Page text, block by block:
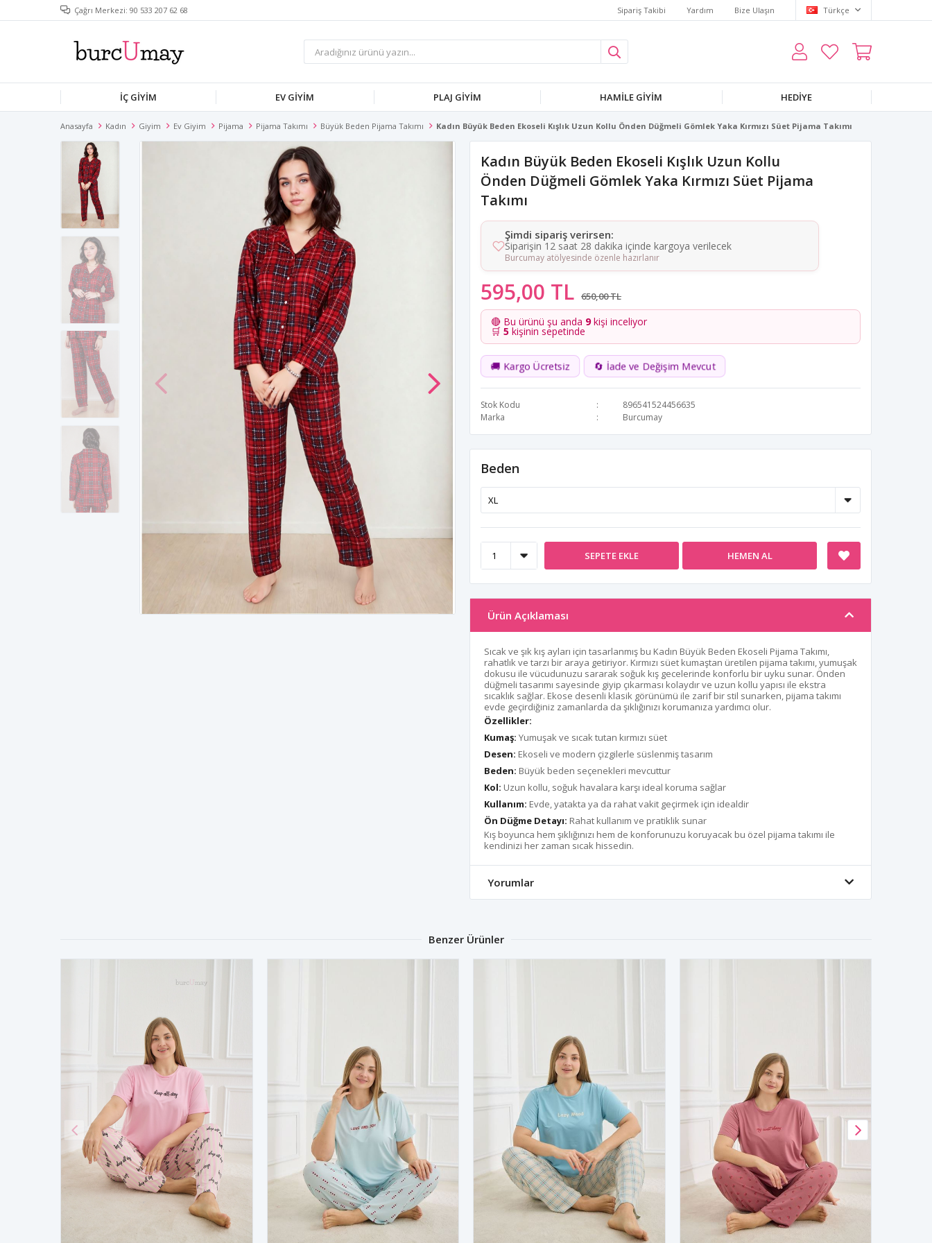
Çağrı Merkezi: 90 533 207 62 68 Sipariş Takibi Yardım Bize Ulaşın Türkçe
İÇ GIYIM EV GIYIM PLAJ GIYIM HAMILE GIYIM HEDIYE
Anasayfa Kadın Giyim Ev Giyim Pijama Pijama Takımı Büyük Beden Pijama Takımı Kadın Büyük Beden Ekoseli Kışlık Uzun Kollu Önden Düğmeli Gömlek Yaka Kırmızı Süet Pijama Takımı
Kadın Büyük Beden Ekoseli Kışlık Uzun Kollu
Önden Düğmeli Gömlek Yaka Kırmızı Süet Pijama
Takımı
Şimdi sipariş verirsen:
Siparişin 12 saat 28 dakika içinde kargoya verilecek
Burcumay atölyesinde özenle hazırlanır
595,00 TL 650,00 TL
🔴 Bu ürünü şu anda 9kişi inceliyor
🛒 5 kişinin sepetinde
🚚 Kargo Ücretsiz 🔄 İade ve Değişim Mevcut
Stok Kodu
896541524456635
Marka
Burcumay
Beden
SEPETE EKLE HEMEN AL
Ürün Açıklaması
Sıcak ve şık kış ayları için tasarlanmış bu Kadın Büyük Beden Ekoseli Pijama Takımı,
rahatlık ve tarzı bir araya getiriyor. Kırmızı süet kumaştan üretilen pijama takımı, yumuşak
dokusu ile vücudunuzu sararak soğuk kış gecelerinde konforlu bir uyku sunar. Önden
düğmeli tasarımı sayesinde giyip çıkarması kolaydır ve uzun kollu yapısı ile ekstra
sıcaklık sağlar. Ekose desenli klasik görünümü ile zarif bir stil sunarken, pijama takımı
evde geçirdiğiniz zamanlarda da şıklığınızı korumanıza yardımcı olur.
Özellikler:
Kumaş: Yumuşak ve sıcak tutan kırmızı süet
Desen: Ekoseli ve modern çizgilerle süslenmiş tasarım
Beden: Büyük beden seçenekleri mevcuttur
Kol: Uzun kollu, soğuk havalara karşı ideal koruma sağlar
Kullanım: Evde, yatakta ya da rahat vakit geçirmek için idealdir
Ön Düğme Detayı: Rahat kullanım ve pratiklik sunar
Kış boyunca hem şıklığınızı hem de konforunuzu koruyacak bu özel pijama takımı ile
kendinizi her zaman sıcak hissedin.
Yorumlar
Benzer Ürünler